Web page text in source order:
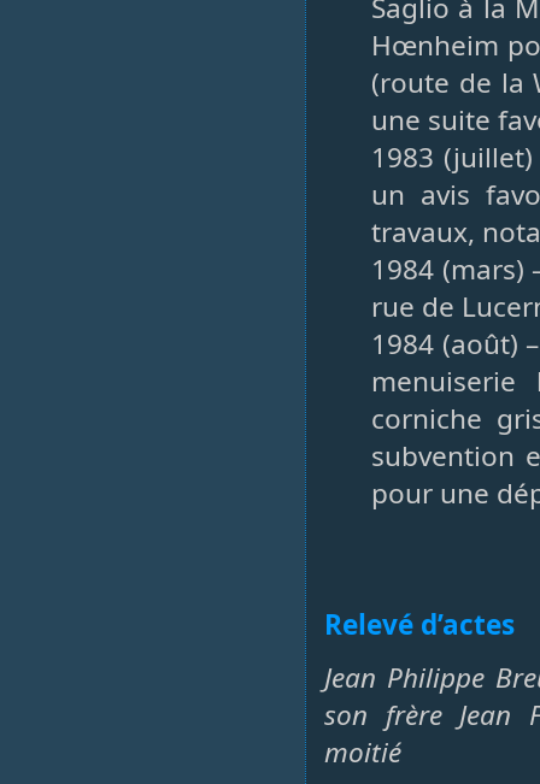
Hœnheim
(route de la
une suite
1983
un avis
travaux,
1984 (mars)
rue de
1984 (août)
corniche
subvention
pour une
Relevé d’actes
Jean Philippe
son frère Jean
moitié